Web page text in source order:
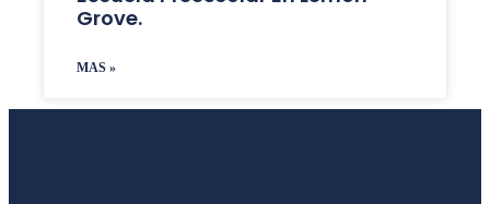
Grove.
MAS »